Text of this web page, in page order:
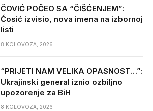
ČOVIĆ POČEO SA “ČIŠĆENJEM”:
Ćosić izvisio, nova imena na izbornoj
listi
8 KOLOVOZA, 2026
“PRIJETI NAM VELIKA OPASNOST…”:
Ukrajinski general iznio ozbiljno
upozorenje za BiH
8 KOLOVOZA, 2026